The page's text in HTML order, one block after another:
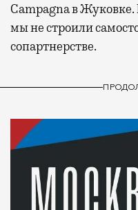
Campagna в Жуковке.
мы не строили
сопартнерстве.